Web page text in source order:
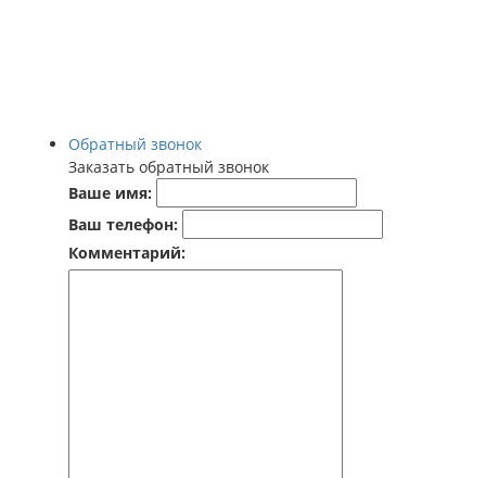
Обратный звонок
Заказать обратный звонок
Ваше имя:
Ваш телефон:
Комментарий: